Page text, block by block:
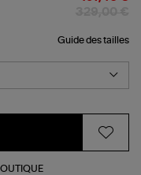
Guide des tailles